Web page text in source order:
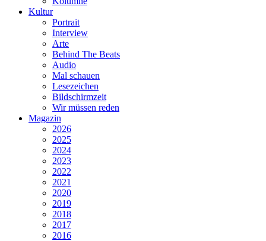
Kultur
Portrait
Interview
Arte
Behind The Beats
Audio
Mal schauen
Lesezeichen
Bildschirmzeit
Wir müssen reden
Magazin
2026
2025
2024
2023
2022
2021
2020
2019
2018
2017
2016